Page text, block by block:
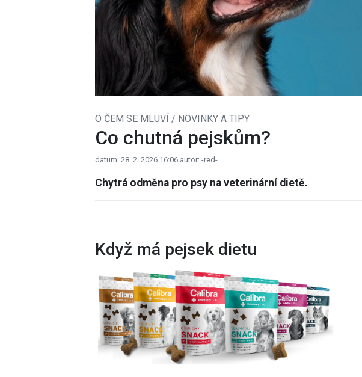
O ČEM SE MLUVÍ / NOVINKY A TIPY
Co chutná pejskům?
datum: 28. 2. 2026 16:06 autor: -red-
Chytrá odměna pro psy na veterinární dietě.
Když má pejsek dietu